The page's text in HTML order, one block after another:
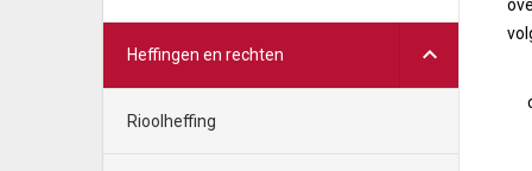
Heffingen en rechten
Rioolheffing